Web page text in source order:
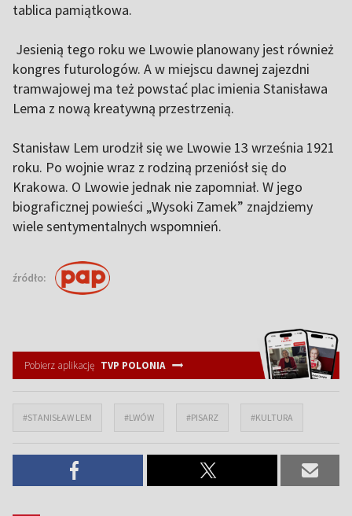
tablica pamiątkowa.
Jesienią tego roku we Lwowie planowany jest również
kongres futurologów. A w miejscu dawnej zajezdni
tramwajowej ma też powstać plac imienia Stanisława
Lema z nową kreatywną przestrzenią.
Stanisław Lem urodził się we Lwowie 13 września 1921
roku. Po wojnie wraz z rodziną przeniósł się do
Krakowa. O Lwowie jednak nie zapomniał. W jego
biograficznej powieści „Wysoki Zamek” znajdziemy
wiele sentymentalnych wspomnień.
źródło:
Pobierz aplikację TVP POLONIA
#STANISŁAW LEM #LWÓW #PISARZ #KULTURA